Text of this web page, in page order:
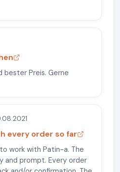
bester Preis. Gerne
every order so far
work with Patin-a. The
and prompt. Every order